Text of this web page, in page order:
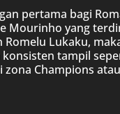
pertama bagi
Mourinho yang
Romelu Lukaku,
konsisten tampil
zona Champions